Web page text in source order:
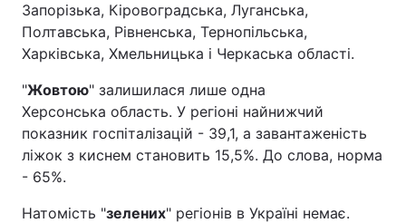
Запорізька, Кіровоградська, Луганська,
Полтавська, Рівненська, Тернопільська,
Харківська, Хмельницька і Черкаська області.
"Жовтою" залишилася лише одна
Херсонська область. У регіоні найнижчий
показник госпіталізацій - 39,1, а завантаженість
ліжок з киснем становить 15,5%. До слова, норма
- 65%.
Натомість "зелених" регіонів в Україні немає.